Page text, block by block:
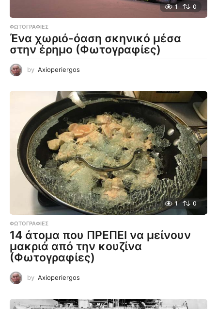
1 0
ΦΩΤΟΓΡΑΦΊΕΣ
Ένα χωριό-όαση σκηνικό μέσα
στην έρημο (Φωτογραφίες)
by Axioperiergos
1 0
ΦΩΤΟΓΡΑΦΊΕΣ
14 άτομα που ΠΡΕΠΕΙ να μείνουν
μακριά από την κουζίνα
(Φωτογραφίες)
by Axioperiergos